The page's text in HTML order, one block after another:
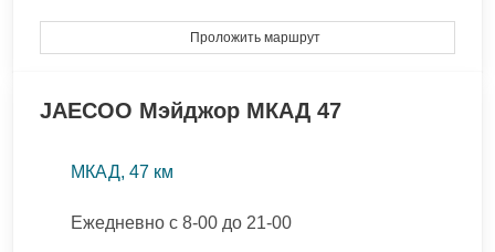
Проложить маршрут
JAECOO Мэйджор МКАД 47
МКАД, 47 км
Ежедневно с 8-00 до 21-00